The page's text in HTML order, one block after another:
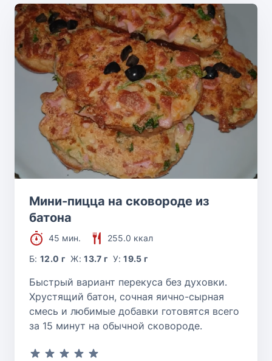
Мини-пицца на сковороде из
батона
45 мин.
255.0 ккал
Б:12.0 г Ж:13.7 г У:19.5 г
Быстрый вариант перекуса без духовки.
Хрустящий батон, сочная яично-сырная
смесь и любимые добавки готовятся всего
за 15 минут на обычной сковороде.